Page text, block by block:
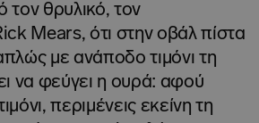
τον θρυλικό, τον
Mears, ότι στην οβάλ πίστα
με ανάποδο τιμόνι τη
να φεύγει η ουρά: αφού
περιμένεις εκείνη τη